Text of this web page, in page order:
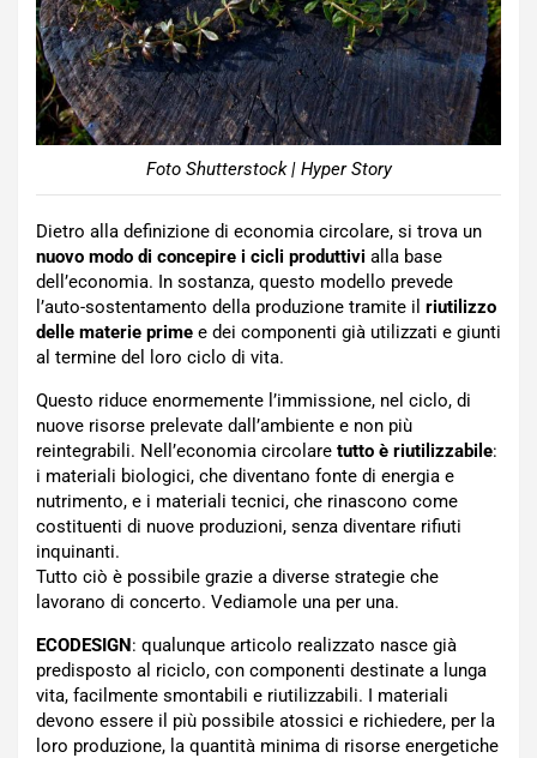
Foto Shutterstock | Hyper Story
Dietro alla definizione di economia circolare, si trova un
nuovo modo di concepire i cicli produttivi alla base
dell’economia. In sostanza, questo modello prevede
l’auto-sostentamento della produzione tramite il riutilizzo
delle materie prime e dei componenti già utilizzati e giunti
al termine del loro ciclo di vita.
Questo riduce enormemente l’immissione, nel ciclo, di
nuove risorse prelevate dall’ambiente e non più
reintegrabili. Nell’economia circolare tutto è riutilizzabile:
i materiali biologici, che diventano fonte di energia e
nutrimento, e i materiali tecnici, che rinascono come
costituenti di nuove produzioni, senza diventare rifiuti
inquinanti.
Tutto ciò è possibile grazie a diverse strategie che
lavorano di concerto. Vediamole una per una.
ECODESIGN: qualunque articolo realizzato nasce già
predisposto al riciclo, con componenti destinate a lunga
vita, facilmente smontabili e riutilizzabili. I materiali
devono essere il più possibile atossici e richiedere, per la
loro produzione, la quantità minima di risorse energetiche